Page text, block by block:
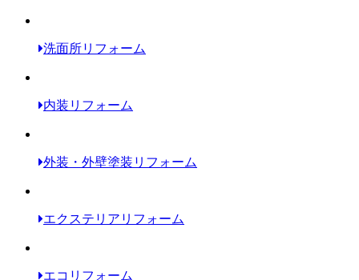
洗面所リフォーム
内装リフォーム
外装・外壁塗装リフォーム
エクステリアリフォーム
エコリフォーム